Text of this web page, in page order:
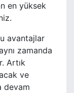
en yüksek
avantajlar
zamanda
Artık
ve
devam